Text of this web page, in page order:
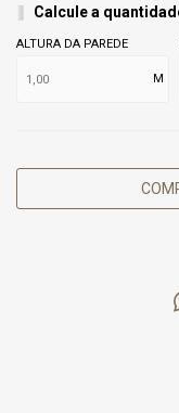
Calcule a
ALTURA DA PAREDE
M